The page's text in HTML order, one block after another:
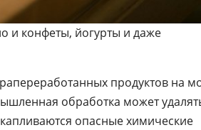
и конфеты, йогурты и даже
продуктов на
обработка может
опасные химические